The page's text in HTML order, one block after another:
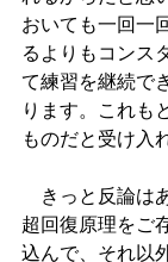
おいても一回一
るよりもコンス
て練習を継続で
ります。これも
ものだと受け入
きっと反論は
超回復原理をご
込んで、それ以